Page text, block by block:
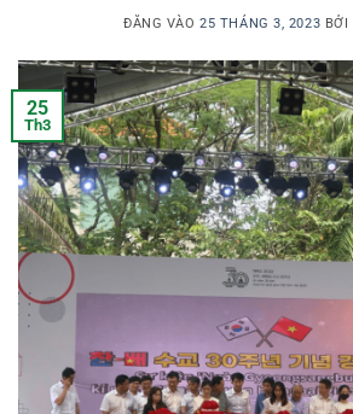
ĐĂNG VÀO25 THÁNG 3, 2023 BỞI
25
Th3